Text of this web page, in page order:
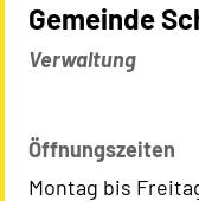
Gemeinde
Verwaltung
Öffnungszeiten
Montag bis